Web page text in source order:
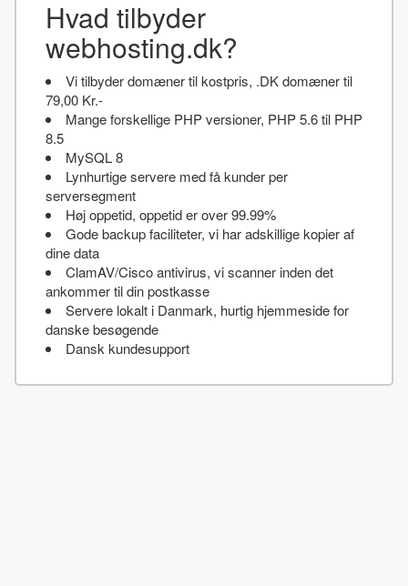
Hvad tilbyder
webhosting.dk?
Vi tilbyder domæner til kostpris, .DK domæner til
79,00 Kr.-
Mange forskellige PHP versioner, PHP 5.6 til PHP
8.5
MySQL 8
Lynhurtige servere med få kunder per
serversegment
Høj oppetid, oppetid er over 99.99%
Gode backup faciliteter, vi har adskillige kopier af
dine data
ClamAV/Cisco antivirus, vi scanner inden det
ankommer til din postkasse
Servere lokalt i Danmark, hurtig hjemmeside for
danske besøgende
Dansk kundesupport